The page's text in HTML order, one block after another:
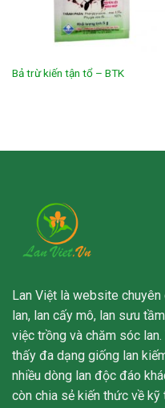
Bả trừ kiến tận tổ – BTK
Lan Việt là website
lan, lan cấy mô, lan sưu
việc trồng và chăm sóc
thấy đa dạng giống lan
nhiều dòng lan độc đáo
còn chia sẻ kiến thức về